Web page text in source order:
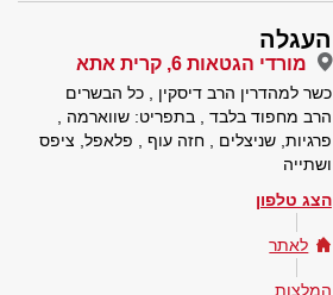
העגלה
מורדי הגטאות 6, קרית אתא
כשר למהדרין הרב דיסקין , כל הבשרים
הרב מחפוד בלבד , בתפריט: שווארמה ,
פרגיות, שניצלים , חזה עוף , פלאפל, ציפס
ושתייה
הצג טלפון
לאתר
המלצות